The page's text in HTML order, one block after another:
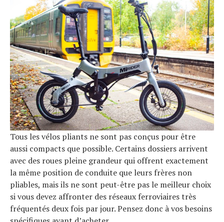
Tous les vélos pliants ne sont pas conçus pour être
aussi compacts que possible. Certains dossiers arrivent
avec des roues pleine grandeur qui offrent exactement
la même position de conduite que leurs frères non
pliables, mais ils ne sont peut-être pas le meilleur choix
si vous devez affronter des réseaux ferroviaires très
fréquentés deux fois par jour. Pensez donc à vos besoins